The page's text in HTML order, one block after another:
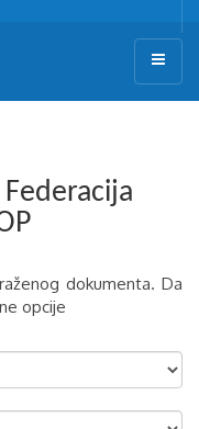
dokumenta. Da
opcije